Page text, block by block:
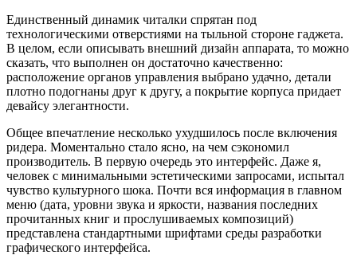
Единственный динамик читалки спрятан под
технологическими отверстиями на тыльной стороне гаджета.
В целом, если описывать внешний дизайн аппарата, то можно
сказать, что выполнен он достаточно качественно:
расположение органов управления выбрано удачно, детали
плотно подогнаны друг к другу, а покрытие корпуса придает
девайсу элегантности.
Общее впечатление несколько ухудшилось после включения
ридера. Моментально стало ясно, на чем сэкономил
производитель. В первую очередь это интерфейс. Даже я,
человек с минимальными эстетическими запросами, испытал
чувство культурного шока. Почти вся информация в главном
меню (дата, уровни звука и яркости, названия последних
прочитанных книг и прослушиваемых композиций)
представлена стандартными шрифтами среды разработки
графического интерфейса.